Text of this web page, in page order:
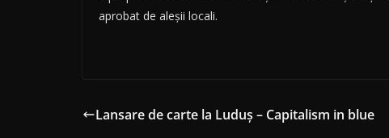
aprobat de aleșii locali.
Lansare de carte la Luduș – Capitalism in blue